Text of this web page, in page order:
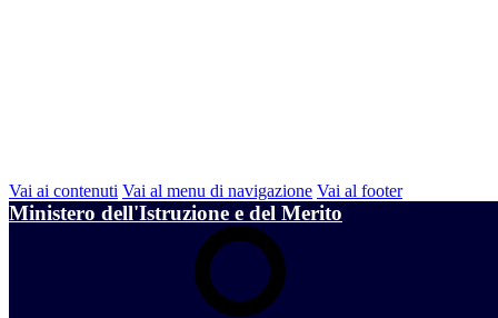
Vai ai contenuti Vai al menu di navigazione Vai al footer
Ministero dell'Istruzione e del Merito